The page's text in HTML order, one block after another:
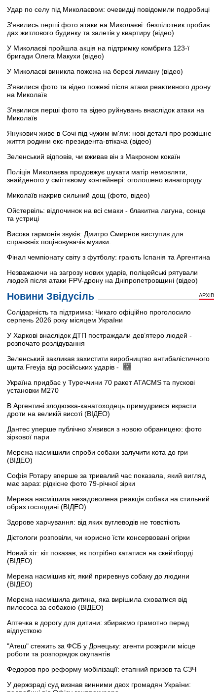
Удар по селу під Миколаєвом: очевидці повідомили подробиці
З'явились перші фото атаки на Миколаєві: безпілотник пробив
дах житлового будинку та залетів у квартиру (відео)
У Миколаєві пройшла акція на підтримку комбрига 123-ї
бригади Олега Макухи (відео)
У Миколаєві виникла пожежа на березі лиману (відео)
З'явилися фото та відео пожежі після атаки реактивного дрону
на Миколаїв
З'явилися перші фото та відео руйнувань внаслідок атаки на
Миколаїв
Янукович живе в Сочі під чужим ім'ям: нові деталі про розкішне
життя родини екс-президента-втікача (відео)
Зеленський відповів, чи вживав він з Макроном кокаїн
Поліція Миколаєва продовжує шукати матір немовляти,
знайденого у сміттєвому контейнері: оголошено винагороду
Миколаїв накрив сильний дощ (фото, відео)
Ойстервіль: відпочинок на всі смаки - блакитна лагуна, сонце
та устриці
Висока гармонія звуків: Дмитро Смирнов виступив для
справжніх поціновувачів музики.
Фінал чемпіонату світу з футболу: грають Іспанія та Аргентина
Незважаючи на загрозу нових ударів, поліцейські рятували
людей після атаки FPV-дрону на Дніпропетровщині (відео)
Новини Звідусіль АРХІВ
Солідарність та підтримка: Чикаго офіційно проголосило
серпень 2026 року місяцем України
У Харкові внаслідок ДТП постраждали дев’ятеро людей -
розпочато розлідування
Зеленський закликав захистити виробництво антибалістичного
щита Freyja від російських ударів -
Україна придбає у Туреччини 70 ракет ATACMS та пускові
установки M270
В Аргентині злодюжка-канатоходець примудрився вкрасти
дроти на великій висоті (ВІДЕО)
Дантес уперше публічно з’явився з новою обраницею: фото
зіркової пари
Мережа насмішили спроби собаки залучити кота до гри
(ВІДЕО)
Софія Ротару вперше за тривалий час показала, який вигляд
має зараз: рідкісне фото 79-річної зірки
Мережа насмішила незадоволена реакція собаки на стильний
образ господині (ВІДЕО)
Здорове харчування: від яких вуглеводів не товстіють
Дієтологи розповіли, чи корисно їсти консервовані огірки
Новий хіт: кіт показав, як потрібно кататися на скейтборді
(ВІДЕО)
Мережа насмішив кіт, який приревнув собаку до людини
(ВІДЕО)
Мережа насмішила дитина, яка вирішила сховатися від
пилососа за собакою (ВІДЕО)
Аптечка в дорогу для дитини: збираємо грамотно перед
відпусткою
"Атеш" стежить за ФСБ у Донецьку: агенти розкрили місце
роботи та розпорядок окупантів
Федоров про реформу мобілізації: етапний призов та СЗЧ
У держзраді суд визнав винними двох громадян України: